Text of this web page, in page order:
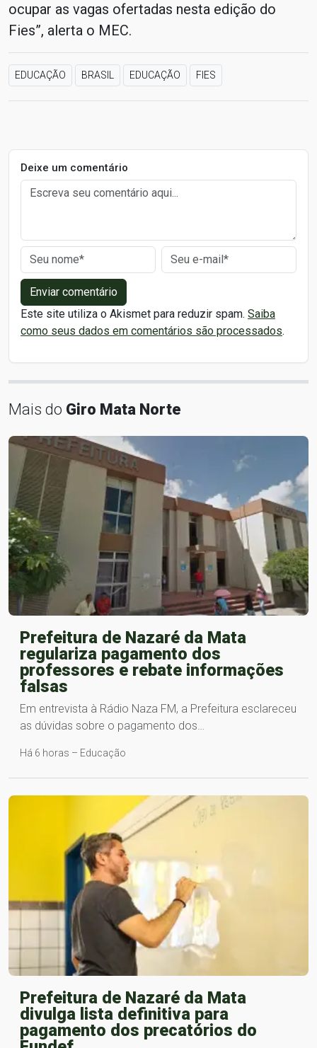
ocupar as vagas ofertadas nesta edição do
Fies”, alerta o MEC.
EDUCAÇÃO BRASIL EDUCAÇÃO FIES
Deixe um comentário
Enviar comentário
Este site utiliza o Akismet para reduzir spam. Saiba
como seus dados em comentários são processados.
Mais do Giro Mata Norte
Prefeitura de Nazaré da Mata
regulariza pagamento dos
professores e rebate informações
falsas
Em entrevista à Rádio Naza FM, a Prefeitura esclareceu
as dúvidas sobre o pagamento dos…
Há 6 horas – Educação
Prefeitura de Nazaré da Mata
divulga lista definitiva para
pagamento dos precatórios do